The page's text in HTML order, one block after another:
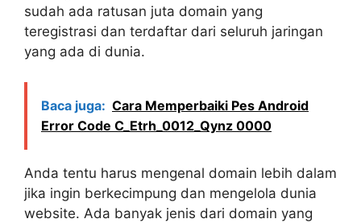
sudah ada ratusan juta domain yang
teregistrasi dan terdaftar dari seluruh jaringan
yang ada di dunia.
Baca juga: Cara Memperbaiki Pes Android
Error Code C_Etrh_0012_Qynz 0000
Anda tentu harus mengenal domain lebih dalam
jika ingin berkecimpung dan mengelola dunia
website. Ada banyak jenis dari domain yang